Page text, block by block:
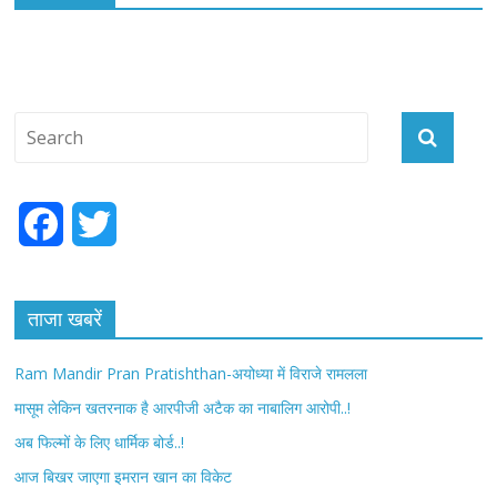
c
b
o
o
t
e
r
ताजा खबरें
Ram Mandir Pran Pratishthan-अयोध्या में विराजे रामलला
मासूम लेकिन खतरनाक है आरपीजी अटैक का नाबालिग आरोपी..!
अब फिल्मों के लिए धार्मिक बोर्ड..!
आज बिखर जाएगा इमरान खान का विकेट